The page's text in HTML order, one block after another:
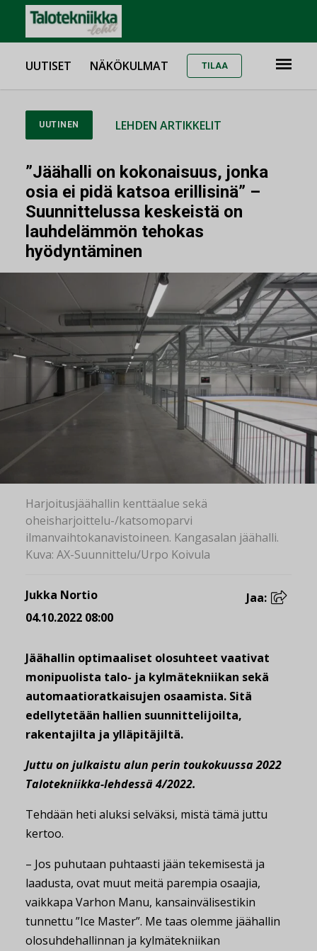
UUTISET NÄKÖKULMAT TILAA
UUTINEN LEHDEN ARTIKKELIT
”Jäähalli on kokonaisuus, jonka
osia ei pidä katsoa erillisinä” –
Suunnittelussa keskeistä on
lauhdelämmön tehokas
hyödyntäminen
Harjoitusjäähallin kenttäalue sekä
oheisharjoittelu-/katsomoparvi
ilmanvaihtokanavistoineen. Kangasalan jäähalli.
Kuva: AX-Suunnittelu/Urpo Koivula
Jukka Nortio
04.10.2022 08:00
Jaa:
Jäähallin optimaaliset olosuhteet vaativat
monipuolista talo- ja kylmätekniikan sekä
automaatioratkaisujen osaamista. Sitä
edellytetään hallien suunnittelijoilta,
rakentajilta ja ylläpitäjiltä.
Juttu on julkaistu alun perin toukokuussa 2022
Talotekniikka-lehdessä 4/2022.
Tehdään heti aluksi selväksi, mistä tämä juttu
kertoo.
– Jos puhutaan puhtaasti jään tekemisestä ja
laadusta, ovat muut meitä parempia osaajia,
vaikkapa Varhon Manu, kansainvälisestikin
tunnettu ”Ice Master”. Me taas olemme jäähallin
olosuhdehallinnan ja kylmätekniikan